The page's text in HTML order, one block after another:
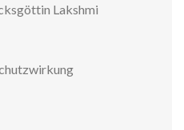
Lakshmi